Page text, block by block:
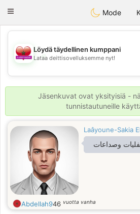
Maroc
Toggle
Mode
💖
💕
Löydä täydellinen kumppani
Lataa deittisovelluksemme nyt!
Jäsenkuvat ovat yksityisiä -
tunnistautuneille
Laâyoune-Sakia
وصداعات
Abdellah946 vuotta vanha